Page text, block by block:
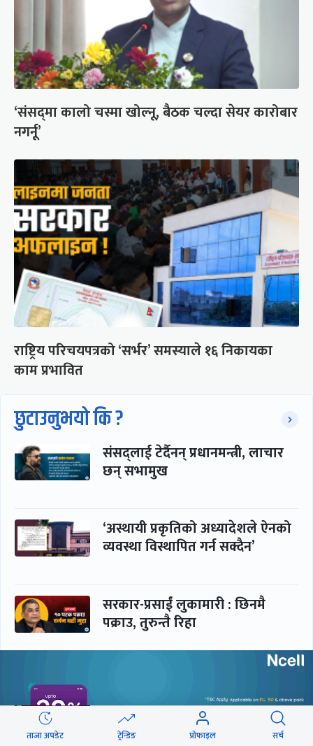
‘संसद्‍मा कालो चस्मा खोल्नू, बैठक चल्दा सेयर कारोबार
नगर्नू’
राष्ट्रिय परिचयपत्रको ‘सर्भर’ समस्याले १६ निकायका
काम प्रभावित
छुटाउनुभयो कि ?
संसद्लाई टेर्दैनन् प्रधानमन्त्री, लाचार
छन् सभामुख
‘अस्थायी प्रकृतिको अध्यादेशले ऐनको
व्यवस्था विस्थापित गर्न सक्दैन’
सरकार-प्रसाईं लुकामारी : छिनमै
पक्राउ, तुरुन्तै रिहा
क्षेत्र
ताजा अपडेट ट्रेन्डिङ प्रोफाइल सर्च